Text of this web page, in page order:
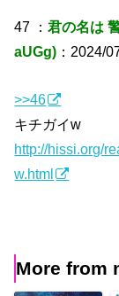
47 ：君の名は
aUGg) ：2024/
>>46
キチガイw
http://hissi.org/
w.html
More from